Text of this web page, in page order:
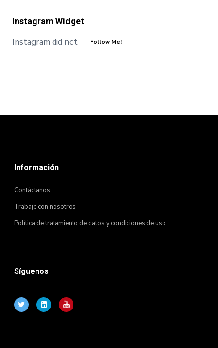
Instagram Widget
Instagram did not return a 200.
Follow Me!
Información
Contáctanos
Trabaje con nosotros
Política de tratamiento de datos y condiciones de uso
Síguenos